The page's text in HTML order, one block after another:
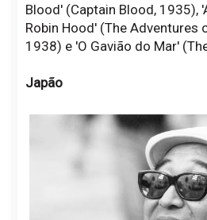
Blood' (Captain Blood, 1935),
Robin Hood' (The Adventures
1938) e 'O Gavião do Mar'
Japão